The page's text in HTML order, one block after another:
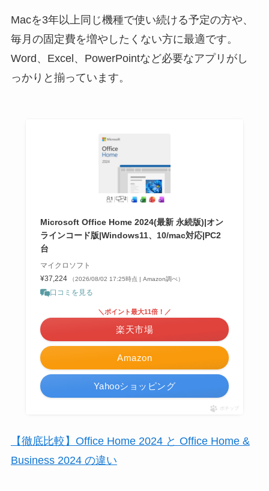
Macを3年以上同じ機種で使い続ける予定の方や、
毎月の固定費を増やしたくない方に最適です。
Word、Excel、PowerPointなど必要なアプリがし
っかりと揃っています。
Microsoft Office Home 2024(最新 永続版)|オン
ラインコード版|Windows11、10/mac対応|PC2
台
マイクロソフト
¥37,224
（2026/08/02 17:25時点 | Amazon調べ）
口コミを見る
Amazon
＼ポイント最大11倍！／
楽天市場
Yahooショッピング
ポチップ
【徹底比較】Office Home 2024 と Office Home &
Business 2024 の違い